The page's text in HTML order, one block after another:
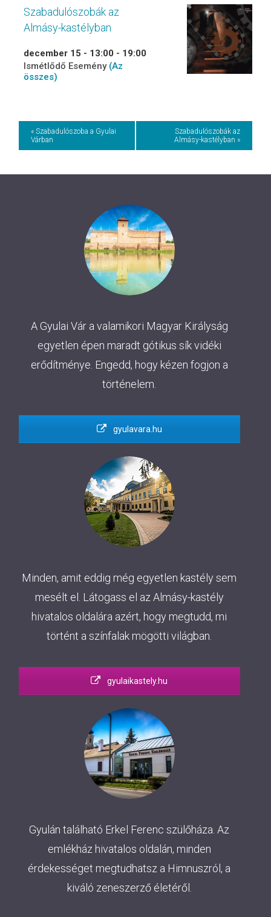
Szabadulószobák az
Almásy-kastélyban
december 15 - 13:00 - 19:00
Ismétlődő Esemény (Az
összes)
Event
Navigation
« Szabadulószoba a Gyulai
Várban
Szabadulószobák az
Almásy-kastélyban »
A Gyulai Vár a valamikori Magyar Királyság
egyetlen épen maradt gótikus sík vidéki
erődítménye. Engedd, hogy kézen fogjon a
történelem.
gyulavara.hu
Minden, amit eddig még egyetlen kastély sem
mesélt el. Látogass el az Almásy-kastély
hivatalos oldalára azért, hogy megtudd, mi
történt a színfalak mögötti világban.
gyulaikastely.hu
Gyulán található Erkel Ferenc szülőháza. Az
emlékház hivatalos oldalán, minden
érdekességet megtudhatsz a Himnuszról, a
kiváló zeneszerző életéről.